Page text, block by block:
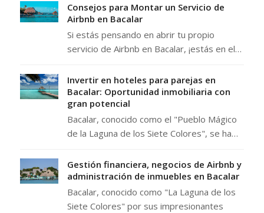
Consejos para Montar un Servicio de
Airbnb en Bacalar
Si estás pensando en abrir tu propio
servicio de Airbnb en Bacalar, ¡estás en el…
Invertir en hoteles para parejas en
Bacalar: Oportunidad inmobiliaria con
gran potencial
Bacalar, conocido como el "Pueblo Mágico
de la Laguna de los Siete Colores", se ha…
Gestión financiera, negocios de Airbnb y
administración de inmuebles en Bacalar
Bacalar, conocido como "La Laguna de los
Siete Colores" por sus impresionantes